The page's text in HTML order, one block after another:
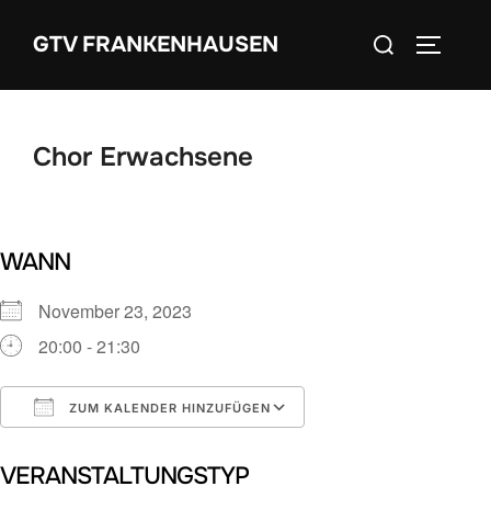
InhaltGTV FRANKENHAUSEN
Suchen
Chor Erwachsene
WANN
November 23, 2023
20:00 - 21:30
ZUM KALENDER HINZUFÜGEN
VERANSTALTUNGSTYP